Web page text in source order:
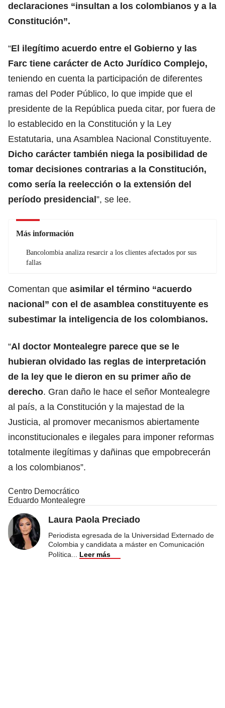
declaraciones “insultan a los colombianos y a la
Constitución”.
“El ilegítimo acuerdo entre el Gobierno y las
Farc tiene carácter de Acto Jurídico Complejo,
teniendo en cuenta la participación de diferentes
ramas del Poder Público, lo que impide que el
presidente de la República pueda citar, por fuera de
lo establecido en la Constitución y la Ley
Estatutaria, una Asamblea Nacional Constituyente.
Dicho carácter también niega la posibilidad de
tomar decisiones contrarias a la Constitución,
como sería la reelección o la extensión del
período presidencial”, se lee.
Más información
Bancolombia analiza resarcir a los clientes afectados por sus
fallas
Comentan que asimilar el término “acuerdo
nacional” con el de asamblea constituyente es
subestimar la inteligencia de los colombianos.
“Al doctor Montealegre parece que se le
hubieran olvidado las reglas de interpretación
de la ley que le dieron en su primer año de
derecho. Gran daño le hace el señor Montealegre
al país, a la Constitución y la majestad de la
Justicia, al promover mecanismos abiertamente
inconstitucionales e ilegales para imponer reformas
totalmente ilegítimas y dañinas que empobrecerán
a los colombianos”.
Centro Democrático
Eduardo Montealegre
Laura Paola Preciado
Periodista egresada de la Universidad Externado de
Colombia y candidata a máster en Comunicación
Política
Leer más